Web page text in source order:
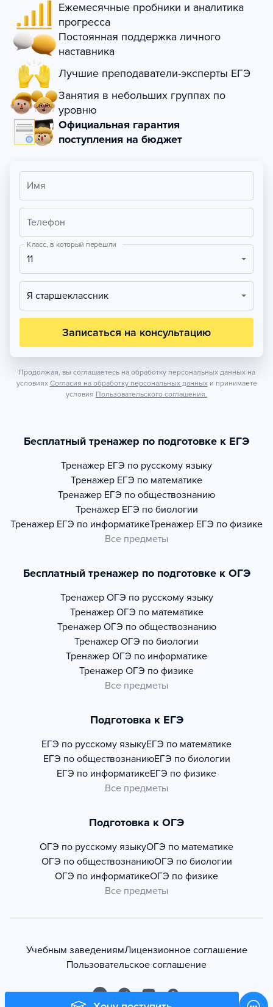
Ежемесячные пробники и аналитика
прогресса
Постоянная поддержка личного
наставника
Лучшие преподаватели-эксперты ЕГЭ
Занятия в небольших группах по
уровню
Официальная гарантия
поступления на бюджет
Имя
Телефон
Класс, в который перешли
11
Я старшеклассник
Записаться на консультацию
Продолжая, вы соглашаетесь на обработку персональных данных на
условиях Согласия на обработку персональных данных и принимаете
условия Пользовательского соглашения.
Бесплатный тренажер по подготовке к ЕГЭ
Тренажер ЕГЭ по русскому языку
Тренажер ЕГЭ по математике
Тренажер ЕГЭ по обществознанию
Тренажер ЕГЭ по биологии
Тренажер ЕГЭ по информатикеТренажер ЕГЭ по физике
Все предметы
Бесплатный тренажер по подготовке к ОГЭ
Тренажер ОГЭ по русскому языку
Тренажер ОГЭ по математике
Тренажер ОГЭ по обществознанию
Тренажер ОГЭ по биологии
Тренажер ОГЭ по информатике
Тренажер ОГЭ по физике
Все предметы
Подготовка к ЕГЭ
ЕГЭ по русскому языкуЕГЭ по математике
ЕГЭ по обществознаниюЕГЭ по биологии
ЕГЭ по информатикеЕГЭ по физике
Все предметы
Подготовка к ОГЭ
ОГЭ по русскому языкуОГЭ по математике
ОГЭ по обществознаниюОГЭ по биологии
ОГЭ по информатикеОГЭ по физике
Все предметы
Учебным заведениямЛицензионное соглашение
Пользовательское соглашение